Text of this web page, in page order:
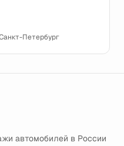
Петербург
автомобилей в России